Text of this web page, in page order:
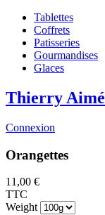
Tablettes
Coffrets
Patisseries
Gourmandises
Glaces
Thierry Aimé
Connexion
Orangettes
11,00 €
TTC
Weight